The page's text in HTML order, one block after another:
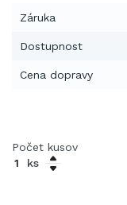
Záruka
Dostupnost
Cena dopravy
Počet kusov
ks